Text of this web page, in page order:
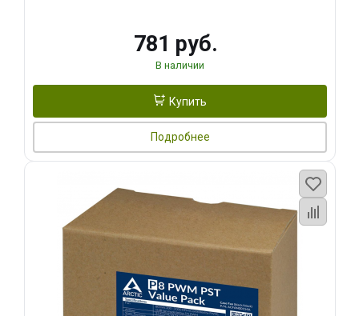
781 руб.
В наличии
Купить
Подробнее